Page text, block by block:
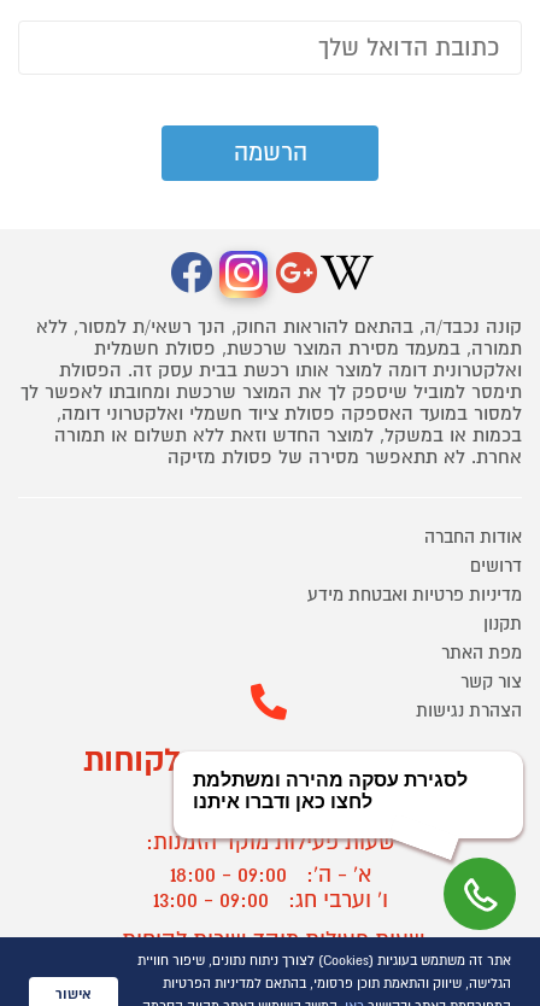
קונה נכבד/ה, בהתאם להוראות החוק, הנך רשאי/ת למסור, ללא
תמורה, במעמד מסירת המוצר שרכשת, פסולת חשמלית
ואלקטרונית דומה למוצר אותו רכשת בבית עסק זה. הפסולת
תימסר למוביל שיספק לך את המוצר שרכשת ומחובתו לאפשר לך
למסור במועד האספקה פסולת ציוד חשמלי ואלקטרוני דומה,
בכמות או במשקל, למוצר החדש וזאת ללא תשלום או תמורה
אחרת. לא תתאפשר מסירה של פסולת מזיקה
אודות החברה
דרושים
מדיניות פרטיות ואבטחת מידע
תקנון
מפת האתר
צור קשר
הצהרת נגישות
מוקד הזמנות ושירות לקוחות
03-9545370
שעות פעילות מוקד הזמנות:
א' - ה':
09:00 - 18:00
ו' וערבי חג:
09:00 - 13:00
שעות פעילות מוקד שירות לקוחות:
א' - ד':
09:00 - 16:30
ה :
09:00 - 16:00
אתר זה משתמש בעוגיות (Cookies) לצורך ניתוח נתונים, שיפור חוויית
הגלישה, שיווק והתאמת תוכן פרסומי, בהתאם למדיניות הפרטיות
אישור